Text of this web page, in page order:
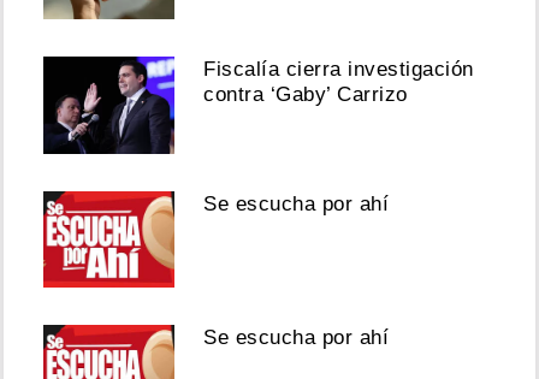
Fiscalía cierra investigación
contra ‘Gaby’ Carrizo
Se escucha por ahí
Se escucha por ahí